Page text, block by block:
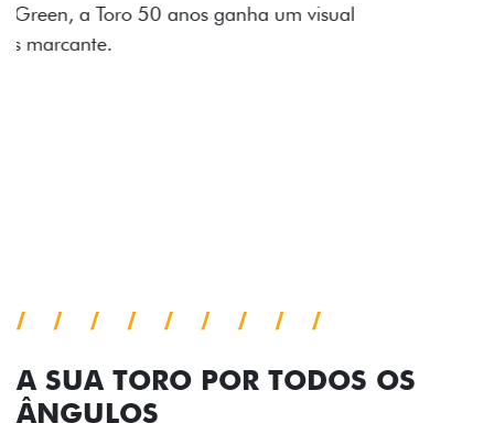
reforçam a identidade única dessa edição para lá de
comemorativa.
ÂNGULOS